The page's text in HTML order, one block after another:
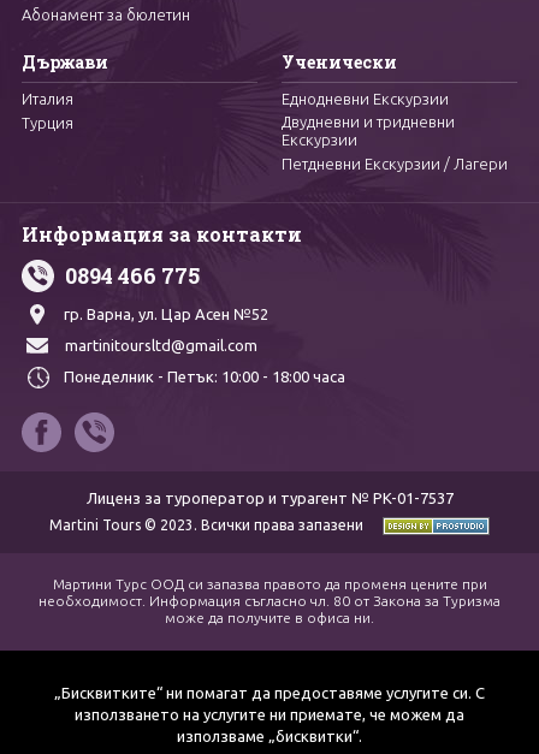
Абонамент за бюлетин
Държави
Италия
Турция
Ученически
Еднодневни Екскурзии
Двудневни и тридневни
Екскурзии
Петдневни Екскурзии / Лагери
Информация за контакти
0894 466 775
гр. Варна, ул. Цар Асен №52
martinitoursltd@gmail.com
Понеделник - Петък: 10:00 - 18:00 часа
Лиценз за туроператор и турагент № PK-01-7537
Martini Tours © 2023. Всички права запазени
Мартини Турс ООД си запазва правото да променя цените при
необходимост. Информация съгласно чл. 80 от Закона за Туризма
може да получите в офиса ни.
„Бисквитките“ ни помагат да предоставяме услугите си. С
използването на услугите ни приемате, че можем да
използваме „бисквитки“.